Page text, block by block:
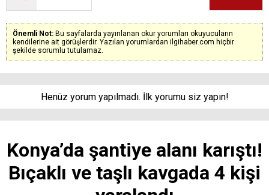
Önemli Not: Bu sayfalarda yayınlanan okur yorumları okuyucuların
kendilerine ait görüşlerdir. Yazılan yorumlardan ilgihaber.com hiçbir
şekilde sorumlu tutulamaz.
Henüz yorum yapılmadı. İlk yorumu siz yapın!
Konya’da şantiye alanı karıştı!
Bıçaklı ve taşlı kavgada 4 kişi